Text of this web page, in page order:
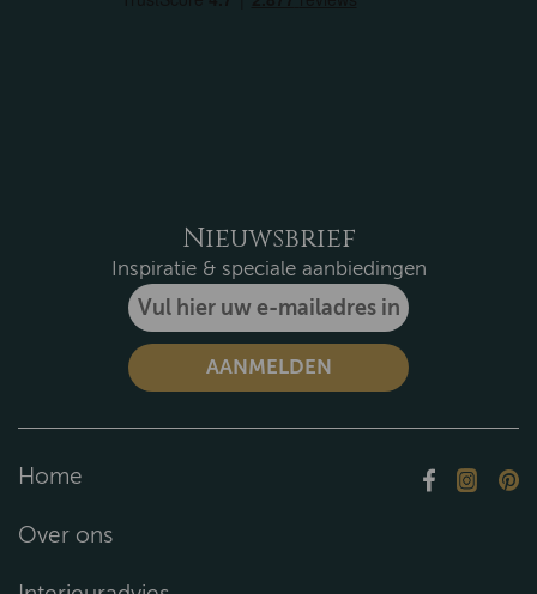
Nieuwsbrief
Inspiratie & speciale aanbiedingen
Home
Over ons